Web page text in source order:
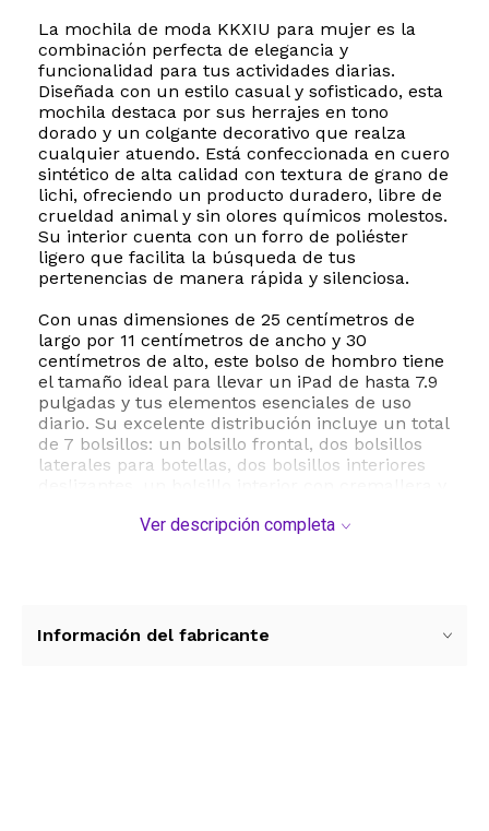
La mochila de moda KKXIU para mujer es la
combinación perfecta de elegancia y
funcionalidad para tus actividades diarias.
Diseñada con un estilo casual y sofisticado, esta
mochila destaca por sus herrajes en tono
dorado y un colgante decorativo que realza
cualquier atuendo. Está confeccionada en cuero
sintético de alta calidad con textura de grano de
lichi, ofreciendo un producto duradero, libre de
crueldad animal y sin olores químicos molestos.
Su interior cuenta con un forro de poliéster
ligero que facilita la búsqueda de tus
pertenencias de manera rápida y silenciosa.
Con unas dimensiones de 25 centímetros de
largo por 11 centímetros de ancho y 30
centímetros de alto, este bolso de hombro tiene
el tamaño ideal para llevar un iPad de hasta 7.9
pulgadas y tus elementos esenciales de uso
diario. Su excelente distribución incluye un total
de 7 bolsillos: un bolsillo frontal, dos bolsillos
laterales para botellas, dos bolsillos interiores
para proteger tus objetos más valiosos.
paseos, camping o días de compras. Además, se
Ver descripción completa
Información del fabricante